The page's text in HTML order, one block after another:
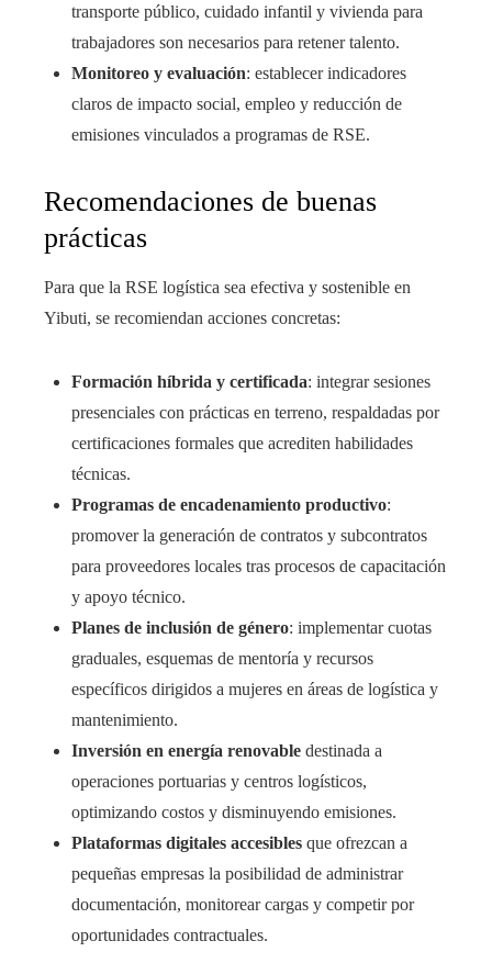
transporte público, cuidado infantil y vivienda para
trabajadores son necesarios para retener talento.
Monitoreo y evaluación: establecer indicadores
claros de impacto social, empleo y reducción de
emisiones vinculados a programas de RSE.
Recomendaciones de buenas
prácticas
Para que la RSE logística sea efectiva y sostenible en
Yibuti, se recomiendan acciones concretas:
Formación híbrida y certificada: integrar sesiones
presenciales con prácticas en terreno, respaldadas por
certificaciones formales que acrediten habilidades
técnicas.
Programas de encadenamiento productivo:
promover la generación de contratos y subcontratos
para proveedores locales tras procesos de capacitación
y apoyo técnico.
Planes de inclusión de género: implementar cuotas
graduales, esquemas de mentoría y recursos
específicos dirigidos a mujeres en áreas de logística y
mantenimiento.
Inversión en energía renovable destinada a
operaciones portuarias y centros logísticos,
optimizando costos y disminuyendo emisiones.
Plataformas digitales accesibles que ofrezcan a
pequeñas empresas la posibilidad de administrar
documentación, monitorear cargas y competir por
oportunidades contractuales.